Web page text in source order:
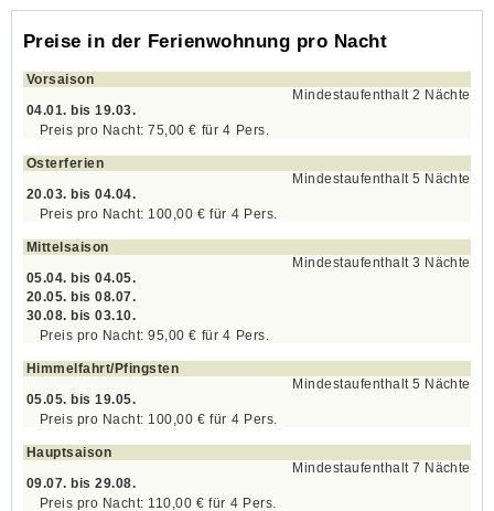
Preise in der Ferienwohnung pro Nacht
Vorsaison
Mindestaufenthalt 2 Nächte
04.01. bis 19.03.
75,00 € für 4 Pers.
Osterferien
Mindestaufenthalt 5 Nächte
20.03. bis 04.04.
100,00 € für 4 Pers.
Mittelsaison
Mindestaufenthalt 3 Nächte
05.04. bis 04.05.
20.05. bis 08.07.
30.08. bis 03.10.
95,00 € für 4 Pers.
Himmelfahrt/Pfingsten
Mindestaufenthalt 5 Nächte
05.05. bis 19.05.
100,00 € für 4 Pers.
Hauptsaison
Mindestaufenthalt 7 Nächte
09.07. bis 29.08.
110,00 € für 4 Pers.